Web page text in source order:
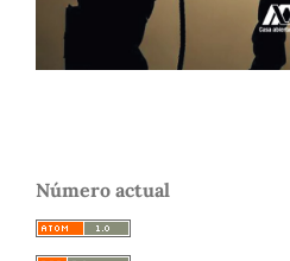
Número actual